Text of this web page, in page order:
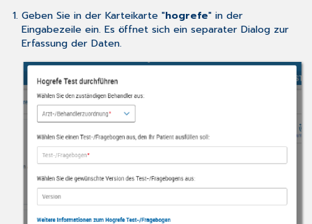
Geben Sie in der Karteikarte "hogrefe" in der
Eingabezeile ein. Es öffnet sich ein separater Dialog zur
Erfassung der Daten.